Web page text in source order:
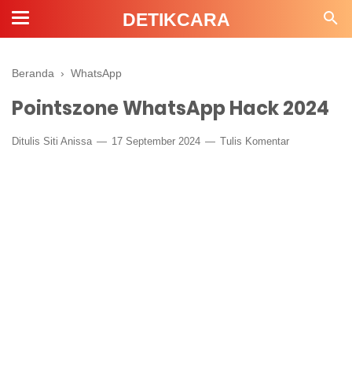
DETIKCARA
Beranda › WhatsApp
Pointszone WhatsApp Hack 2024
Ditulis Siti Anissa 17 September 2024 Tulis Komentar